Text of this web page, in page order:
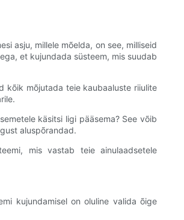
asju, millele mõelda, on see, milliseid
et kujundada süsteem, mis suudab
kõik mõjutada teie kaubaaluste riiulite
käsitsi ligi pääsema? See võib
aluspõrandad.
mis vastab teie ainulaadsetele
kujundamisel on oluline valida õige